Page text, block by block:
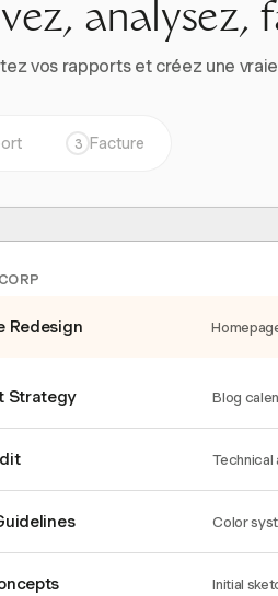
analysez,
vos rapports et créez une
3 Facture
Redesign
Strategy Blog
Technical
Color
Initial